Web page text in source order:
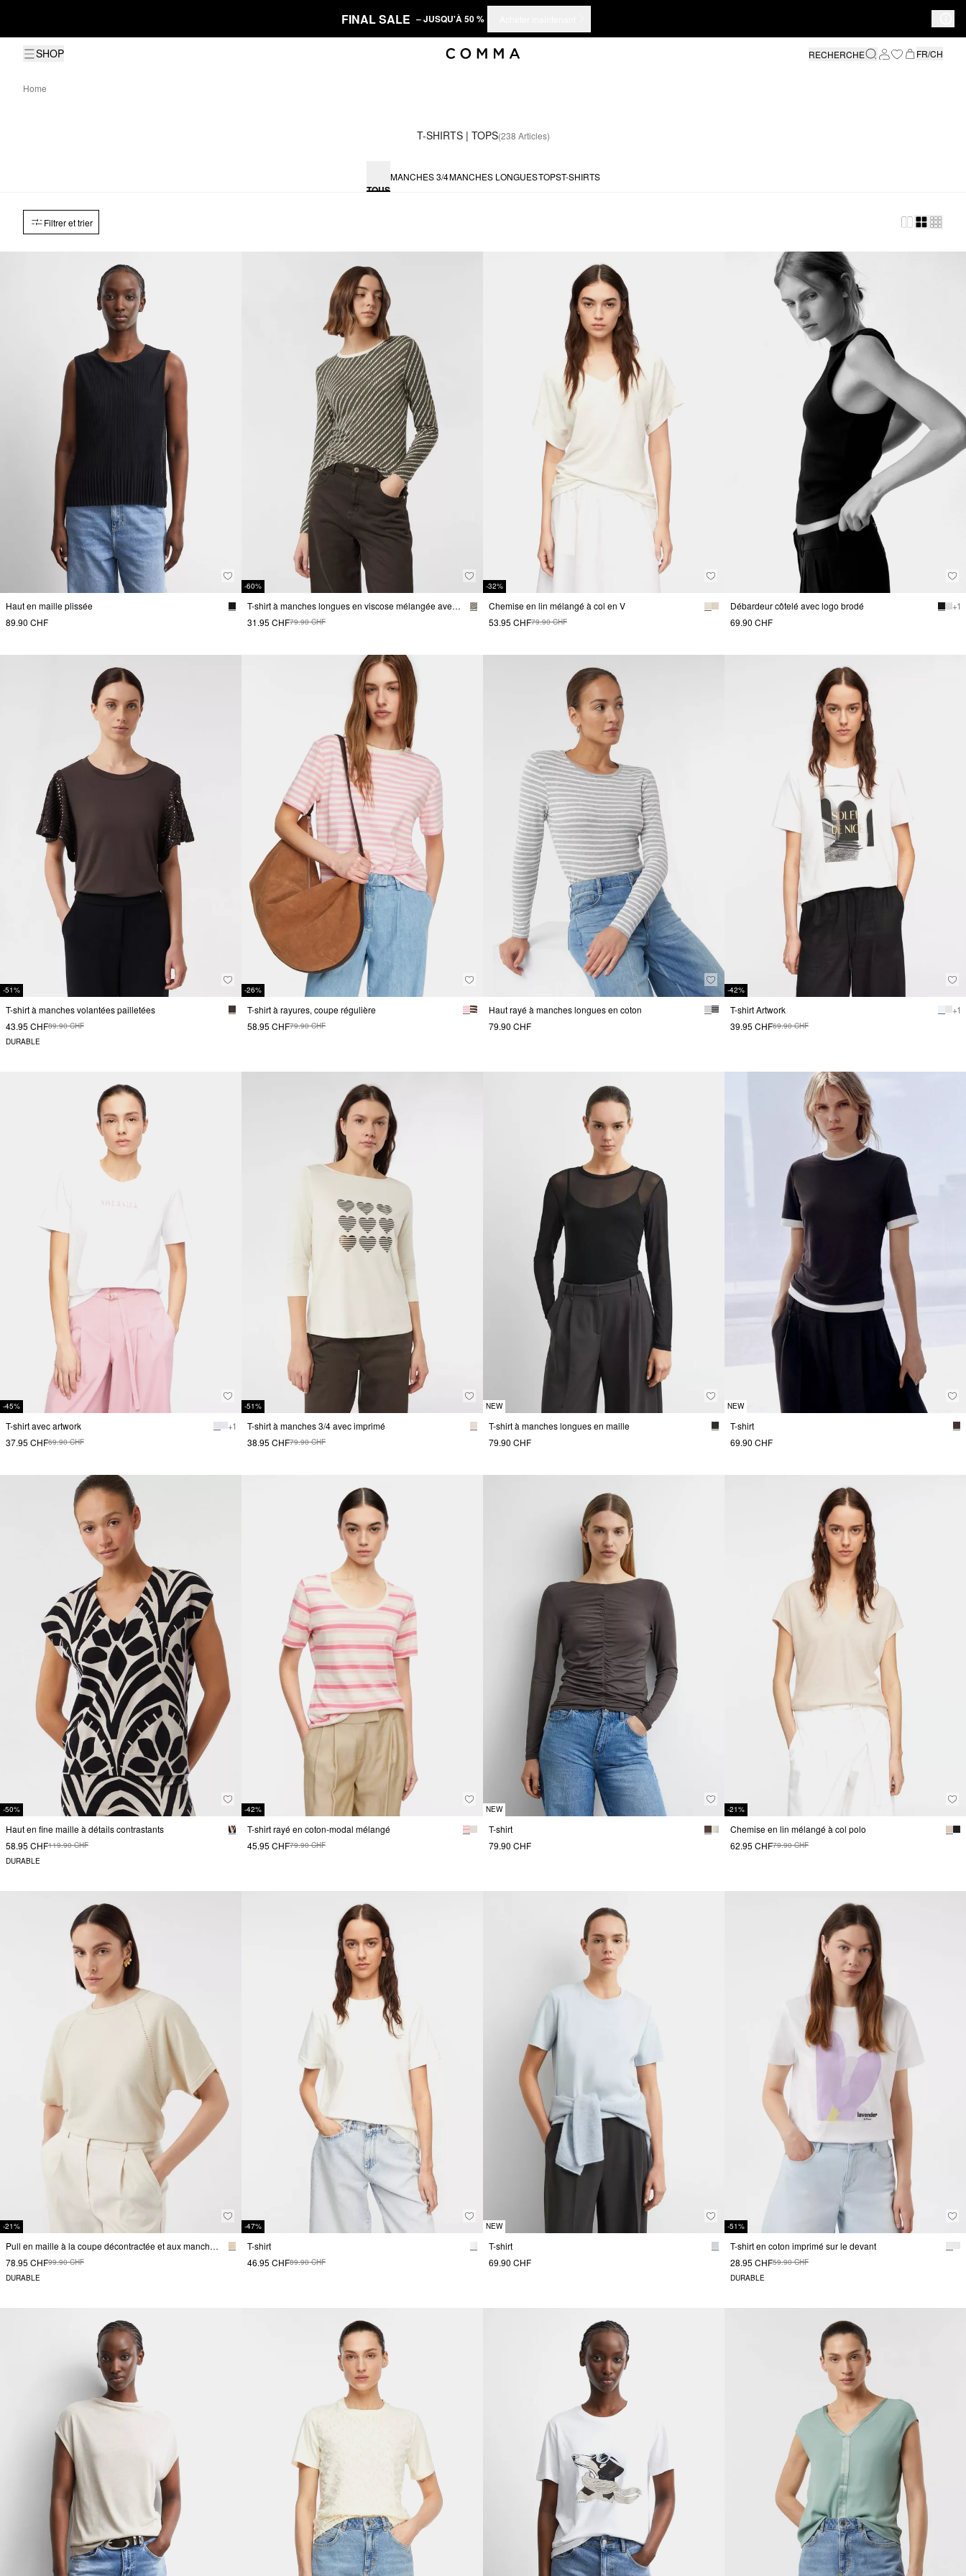
FINAL SALE – JUSQU'À 50 %
SHOP RECHERCHE FR/CH
Home
T-SHIRTS | TOPS(238 Articles)
TOUS
MANCHES 3/4MANCHES LONGUESTOPST-SHIRTS
Filtrer et trier
Haut en maille plissée
89.90 CHF
-60%
T-shirt à manches longues en viscose mélangée avec un imprimé all-over
31.95 CHF79.90 CHF
-32%
Chemise en lin mélangé à col en V
53.95 CHF79.90 CHF
Débardeur côtelé avec logo brodé
+ 1
69.90 CHF
-51%
T-shirt à manches volantées pailletées
43.95 CHF89.90 CHF
DURABLE
-26%
T-shirt à rayures, coupe régulière
58.95 CHF79.90 CHF
Haut rayé à manches longues en coton
79.90 CHF
-42%
T-shirt Artwork
+ 1
39.95 CHF69.90 CHF
-45%
T-shirt avec artwork
+ 1
37.95 CHF69.90 CHF
-51%
T-shirt à manches 3/4 avec imprimé
38.95 CHF79.90 CHF
NEW
T-shirt à manches longues en maille
79.90 CHF
NEW
T-shirt
69.90 CHF
-50%
Haut en fine maille à détails contrastants
58.95 CHF119.90 CHF
DURABLE
-42%
T-shirt rayé en coton-modal mélangé
45.95 CHF79.90 CHF
NEW
T-shirt
79.90 CHF
-21%
Chemise en lin mélangé à col polo
62.95 CHF79.90 CHF
-21%
Pull en maille à la coupe décontractée et aux manches courtes chauve-souris
78.95 CHF99.90 CHF
DURABLE
-47%
T-shirt
46.95 CHF89.90 CHF
NEW
T-shirt
69.90 CHF
-51%
T-shirt en coton imprimé sur le devant
28.95 CHF59.90 CHF
DURABLE